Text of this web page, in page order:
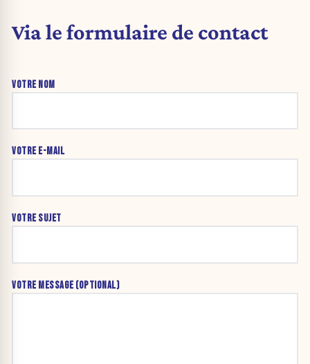
Via le formulaire de contact
VOTRE NOM
VOTRE E-MAIL
VOTRE SUJET
VOTRE MESSAGE (OPTIONAL)